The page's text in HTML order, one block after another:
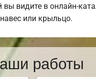
видите в онлайн-
или крыльцо.
работы